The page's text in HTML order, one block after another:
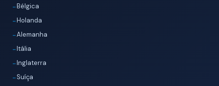
Bélgica
Holanda
Alemanha
Itália
Inglaterra
Suíça